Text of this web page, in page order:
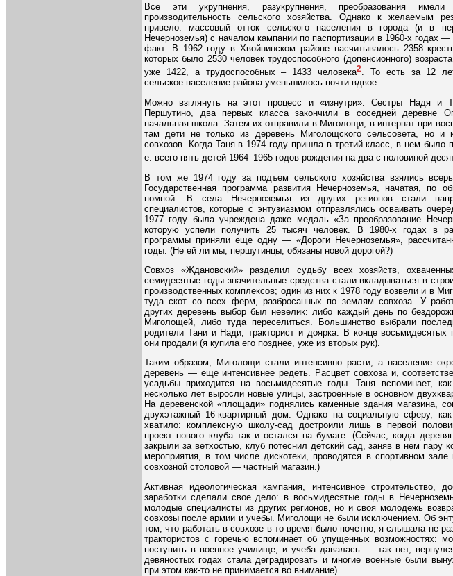
Все эти укрупнения, разукрупнения, преобразования
производительность сельского хозяйства. Однако к желаемым
привело: массовый отток сельского населения в города (и в
Нечерноземья) с началом кампании по паспортизации в 1960-х годах
факт. В 1962 году в Хвойнинском районе насчитывалось 2358
которых было 2530 человек трудоспособного (допенсионного)
уже 1422, а трудоспособных – 1433 человека2. То есть за 12
сельское население района уменьшилось почти вдвое.
Можно взглянуть на этот процесс и «изнутри». Сестры Надя и
Першутино, два первых класса закончили в соседней деревне
начальная школа. Затем их отправили в Миголощи, в интернат при
там дети не только из деревень Миголощского сельсовета, но и
совхозов. Когда Таня в 1974 году пришла в третий класс, в нем было
е. всего пять детей 1964–1965 годов рождения на два с половиной
В том же 1974 году за подъем сельского хозяйства взялись
Государственная программа развития Нечерноземья, начатая, по
помпой. В села Нечерноземья из других регионов стали
специалистов, которые с энтузиазмом отправлялись осваивать
1977 году была учреждена даже медаль «За преобразование
которую успели получить 25 тысяч человек. В 1980-х годах в
программы приняли еще одну — «Дороги Нечерноземья»,
годы. (Не ей ли мы, першутинцы, обязаны новой дорогой?)
Совхоз «Ждановский» разделил судьбу всех хозяйств,
семидесятые годы значительные средства стали вкладываться в
производственных комплексов; один из них к 1978 году возвели и в
туда скот со всех ферм, разбросанных по землям совхоза. У
других деревень выбор был невелик: либо каждый день по
Миголощей, либо туда переселиться. Большинство выбрали
родители Тани и Нади, тракторист и доярка. В конце восьмидесятых
они продали (я купила его позднее, уже из вторых рук).
Таким образом, Миголощи стали интенсивно расти, а население
деревень — еще интенсивнее редеть. Расцвет совхоза и,
усадьбы приходится на восьмидесятые годы. Таня вспоминает,
несколько лет выросли новые улицы, застроенные в основном
На деревенской «площади» поднялись каменные здания магазина,
двухэтажный 16-квартирный дом. Однако на социальную сферу,
хватило: комплексную школу-сад достроили лишь в первой
проект нового клуба так и остался на бумаге. (Сейчас, когда
закрыли за ветхостью, клуб потеснил детский сад, заняв в нем пару
мероприятия, в том числе дискотеки, проводятся в спортивном
совхозной столовой — частный магазин.)
Активная идеологическая кампания, интенсивное строительство,
заработки сделали свое дело: в восьмидесятые годы в
молодые специалисты из других регионов, но и своя молодежь
совхозы после армии и учебы. Миголощи не были исключением. Об
том, что работать в совхозе в то время было почетно, я слышала не
трактористов с горечью вспоминает об упущенных возможностях:
поступить в военное училище, и учеба давалась — так нет,
девяностых годах стала деградировать и многие военные были
при этом как-то не принимается во внимание).